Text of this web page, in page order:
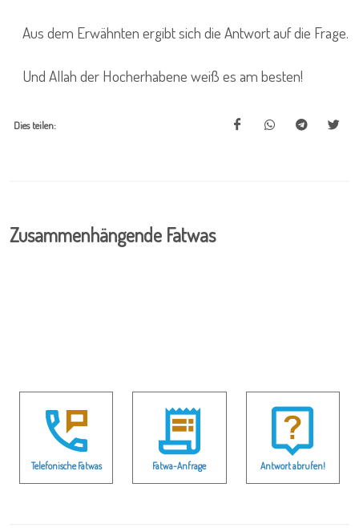
Aus dem Erwähnten ergibt sich die Antwort auf die Frage.
Und Allah der Hocherhabene weiß es am besten!
Dies teilen:
Zusammenhängende Fatwas
Telefonische Fatwas Fatwa-Anfrage Antwort abrufen!